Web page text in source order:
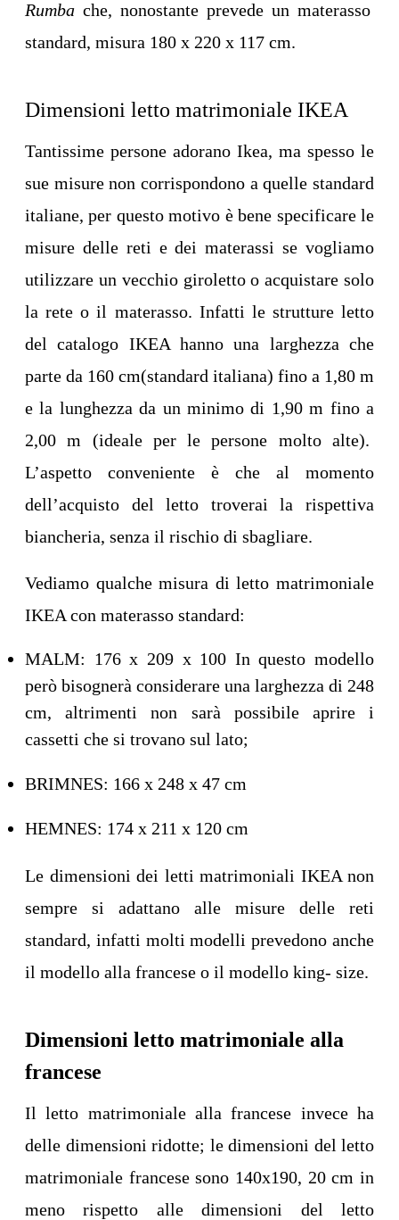
Rumba che, nonostante prevede un materasso
standard, misura 180 x 220 x 117 cm.
Dimensioni letto matrimoniale IKEA
Tantissime persone adorano Ikea, ma spesso le
sue misure non corrispondono a quelle standard
italiane, per questo motivo è bene specificare le
misure delle reti e dei materassi se vogliamo
utilizzare un vecchio giroletto o acquistare solo
la rete o il materasso. Infatti le strutture letto
del catalogo IKEA hanno una larghezza che
parte da 160 cm(standard italiana) fino a 1,80 m
e la lunghezza da un minimo di 1,90 m fino a
2,00 m (ideale per le persone molto alte).
L’aspetto conveniente è che al momento
dell’acquisto del letto troverai la rispettiva
biancheria, senza il rischio di sbagliare.
Vediamo qualche misura di letto matrimoniale
IKEA con materasso standard:
MALM: 176 x 209 x 100 In questo modello
però bisognerà considerare una larghezza di 248
cm, altrimenti non sarà possibile aprire i
cassetti che si trovano sul lato;
BRIMNES: 166 x 248 x 47 cm
HEMNES: 174 x 211 x 120 cm
Le dimensioni dei letti matrimoniali IKEA non
sempre si adattano alle misure delle reti
standard, infatti molti modelli prevedono anche
il modello alla francese o il modello king- size.
Dimensioni letto matrimoniale alla
francese
Il letto matrimoniale alla francese invece ha
delle dimensioni ridotte; le dimensioni del letto
matrimoniale francese sono 140x190, 20 cm in
meno rispetto alle dimensioni del letto